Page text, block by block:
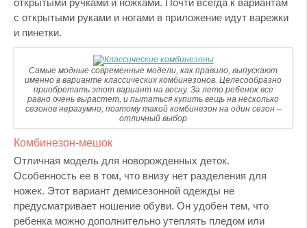
с открытыми руками и ногами в приложение идут варежки
и пинетки.
Самые модные современные модели, как правило, выпускают
именно в варианте классических комбинезонов. Целесообразно
приобретать этот вариант на весну. За лето ребенок все
равно очень вырастет, и пытаться купить вещь на несколько
сезонов неразумно, поэтому такой комбинезон на один сезон –
отличный выбор
Комбинезон-мешок
Отличная модель для новорожденных деток.
Особенность ее в том, что внизу нет разделения для
ножек. Этот вариант демисезонной одежды не
предусматривает ношение обуви. Он удобен тем, что
ребенка можно дополнительно утеплять пледом или